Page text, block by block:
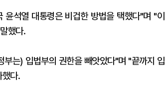
석열 대통령은 비겁한 방법을 택했다"며 "이
했다.
는) 입법부의 권한을 빼앗았다"며 "끝까지 입
했다.